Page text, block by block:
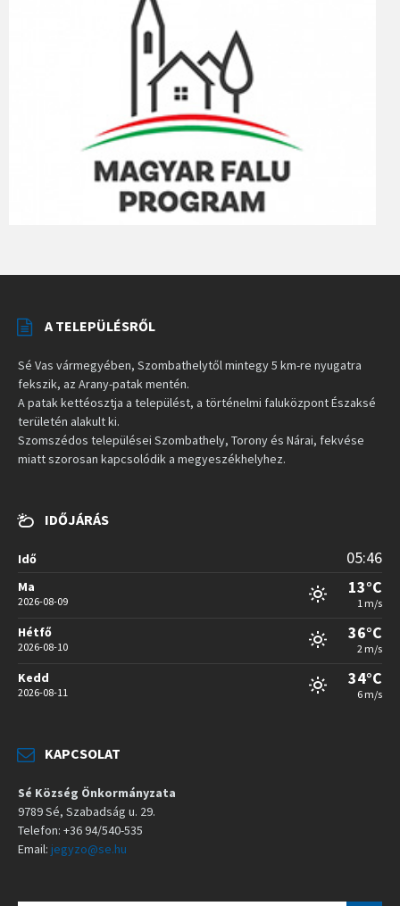
A TELEPÜLÉSRŐL
Sé Vas vármegyében, Szombathelytől mintegy 5 km-re nyugatra
fekszik, az Arany-patak mentén.
A patak kettéosztja a települést, a történelmi faluközpont Északsé
területén alakult ki.
Szomszédos települései Szombathely, Torony és Nárai, fekvése
miatt szorosan kapcsolódik a megyeszékhelyhez.
IDŐJÁRÁS
Idő 05:46
Ma
2026-08-09
13°C
1 m/s
Hétfő
2026-08-10
36°C
2 m/s
Kedd
2026-08-11
34°C
6 m/s
KAPCSOLAT
Sé Község Önkormányzata
9789 Sé, Szabadság u. 29.
Telefon: +36 94/540-535
Email: jegyzo@se.hu